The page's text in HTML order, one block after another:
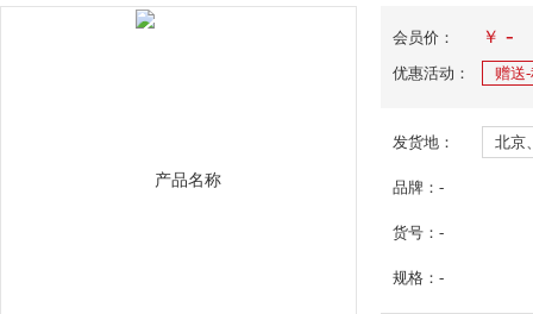
会员价： ￥ -
优惠活动： 赠送
发货地： 北京
品牌：-
货号：-
规格：-